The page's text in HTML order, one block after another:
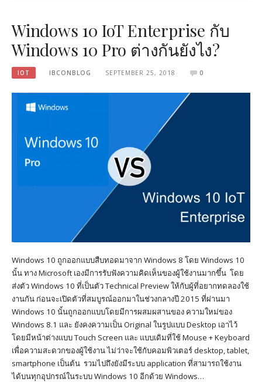
Windows 10 IoT Enterprise กับ
Windows 10 Pro ต่างกันยังไง?
IOT IBCONBLOG SEPTEMBER 25, 2018 0
Windows 10 ถูกออกแบบสืบทอดมาจาก Windows 8 โดย Windows 10
นั้น ทาง Microsoft เองมีการรับฟังความคิดเห็นของผู้ใช้งานมากขึ้น โดย
ส่งตัว Windows 10 ที่เป็นตัว Technical Preview ให้กับผู้ที่อยากทดลองใช้
งานกัน ก่อนจะเปิดตัวที่สมบูรณ์ออกมาในช่วงกลางปี 2015 ที่ผ่านมา
Windows 10 นั้นถูกออกแบบโดยมีการผสมผสานของ ความใหม่ของ
Windows 8.1 และ ยังคงความเป็น Original ในรูปแบบ Desktop เอาไว้
โดยมีหน้าต่างแบบ Touch Screen และ แบบเดิมที่ใช้ Mouse + Keyboard
เพื่อความสะดวกของผู้ใช้งาน ไม่ว่าจะใช้กับคอมพิวเตอร์ desktop, tablet,
smartphone เป็นต้น รวมไปถึงยังมีระบบ application ที่สามารถใช้งาน
ได้บนทุกอุปกรณ์ในระบบ Windows 10 อีกด้วย Windows…